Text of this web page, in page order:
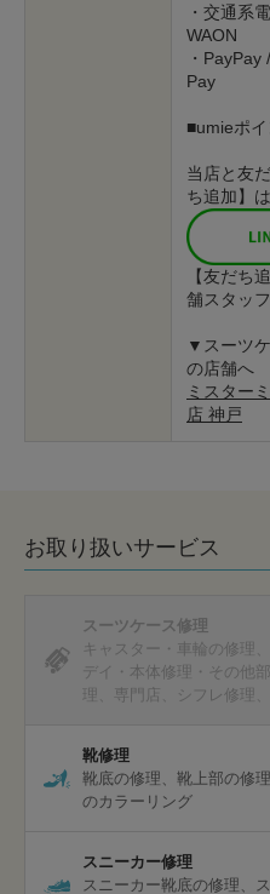
・交通系
WAON
・
Pay
■umieポ
当店と友
ち追加】
【友だち
舗スタッ
▼スーツ
の店舗へ
ミスター
店 神戸
お取り扱いサービス
スーツケース修理
キャスター・車輪の修理
デイ・本体修理・その他
理
専門店 シフレ修理
靴修理
靴底の修理
靴上部の修理
のカラーリング
スニーカー修理
スニーカー靴底の修理